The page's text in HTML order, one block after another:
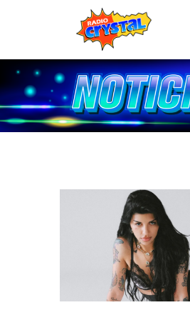
Inicio – Radio Crystal
Estaciones
Noticias
Contacto